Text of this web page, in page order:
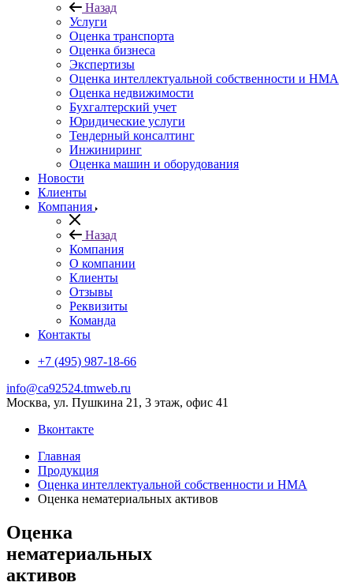
Назад
Услуги
Оценка транcпорта
Оценка бизнеса
Экспертизы
Оценка интеллектуальной собственности и НМА
Оценка недвижимости
Бухгалтерский учет
Юридические услуги
Тендерный консалтинг
Инжиниринг
Оценка машин и оборудования
Новости
Клиенты
Компания
Назад
Компания
О компании
Клиенты
Отзывы
Реквизиты
Команда
Контакты
+7 (495) 987-18-66
info@ca92524.tmweb.ru
Москва, ул. Пушкина 21, 3 этаж, офис 41
Вконтакте
Главная
Продукция
Оценка интеллектуальной собственности и НМА
Оценка нематериальных активов
Оценка
нематериальных
активов